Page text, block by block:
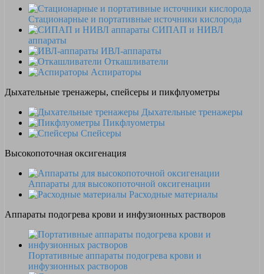
Стационарные и портативные источники кислорода
СИПАП и НИВЛ
аппараты
ИВЛ-аппараты
Откашливатели
Аспираторы
Дыхательные тренажеры, спейсеры и пикфлуометры
Дыхательные тренажеры
Пикфлуометры
Спейсеры
Высокопоточная оксигенация
Аппараты для высокопоточной оксигенации
Расходные материалы
Аппараты подогрева крови и инфузионных растворов
Портативные аппараты подогрева крови и
инфузионных растворов